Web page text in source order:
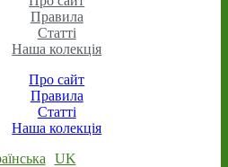
Правила
Статті
Наша колекція
Про сайт
Правила
Статті
Наша колекція
UK